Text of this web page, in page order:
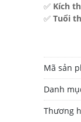
✅ Kích
✅ Tuổi
Mã sản
Danh
Thương